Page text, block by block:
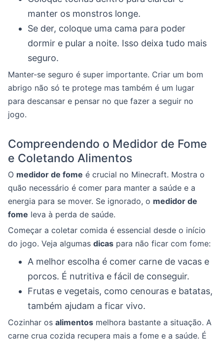
manter os monstros longe.
Se der, coloque uma cama para poder
dormir e pular a noite. Isso deixa tudo mais
seguro.
Manter-se seguro é super importante. Criar um bom
abrigo não só te protege mas também é um lugar
para descansar e pensar no que fazer a seguir no
jogo.
Compreendendo o Medidor de Fome
e Coletando Alimentos
O medidor de fome é crucial no Minecraft. Mostra o
quão necessário é comer para manter a saúde e a
energia para se mover. Se ignorado, o medidor de
fome leva à perda de saúde.
Começar a coletar comida é essencial desde o início
do jogo. Veja algumas dicas para não ficar com fome:
A melhor escolha é comer carne de vacas e
porcos. É nutritiva e fácil de conseguir.
Frutas e vegetais, como cenouras e batatas,
também ajudam a ficar vivo.
Cozinhar os alimentos melhora bastante a situação. A
carne crua cozida recupera mais a fome e a saúde. É